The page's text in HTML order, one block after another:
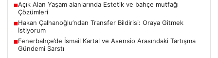
■Açık Alan Yaşam alanlarında Estetik ve bahçe mutfağı
Çözümleri
■Hakan Çalhanoğlu’ndan Transfer Bildirisi: Oraya Gitmek
İstiyorum
■Fenerbahçe’de İsmail Kartal ve Asensio Arasındaki Tartışma
Gündemi Sarstı